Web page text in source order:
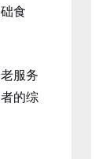
食
服务
的综